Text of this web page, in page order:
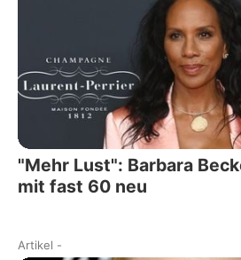
"Mehr Lust": Barbara
mit fast 60 neu
Artikel -